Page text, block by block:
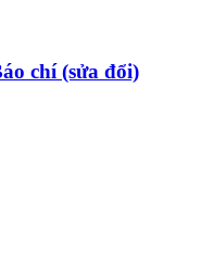
chí (sửa đổi)